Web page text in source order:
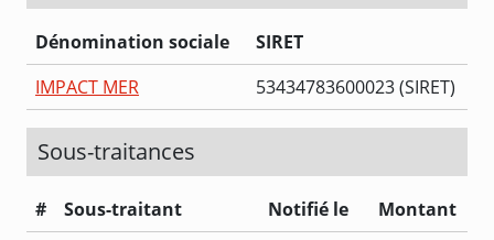
Dénomination sociale
SIRET
IMPACT MER
53434783600023 (SIRET)
Sous-traitances
# Sous-traitant Notifié le
Montant